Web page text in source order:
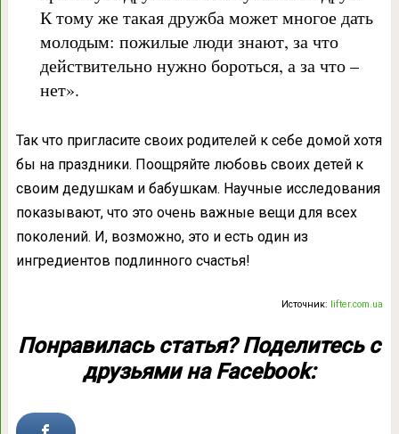
К тому же такая дружба может многое дать
молодым: пожилые люди знают, за что
действительно нужно бороться, а за что –
нет».
Так что пригласите своих родителей к себе домой хотя
бы на праздники. Поощряйте любовь своих детей к
своим дедушкам и бабушкам. Научные исследования
показывают, что это очень важные вещи для всех
поколений. И, возможно, это и есть один из
ингредиентов подлинного счастья!
Источник: lifter.com.ua
Понравилась статья? Поделитесь с
друзьями на Facebook: